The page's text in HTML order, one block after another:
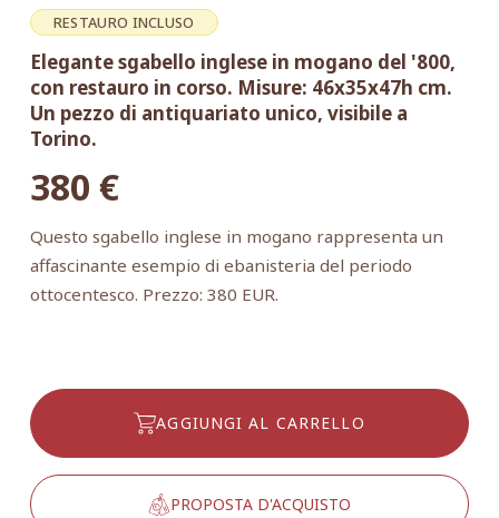
RESTAURO INCLUSO
Elegante sgabello inglese in mogano del '800,
con restauro in corso. Misure: 46x35x47h cm.
Un pezzo di antiquariato unico, visibile a
Torino.
380 €
Questo sgabello inglese in mogano rappresenta un
affascinante esempio di ebanisteria del periodo
ottocentesco. Prezzo: 380 EUR.
AGGIUNGI AL CARRELLO
PROPOSTA D'ACQUISTO